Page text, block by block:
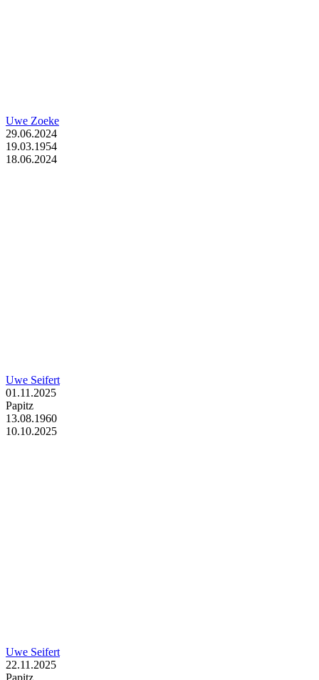
Uwe Zoeke
29.06.2024
19.03.1954
18.06.2024
Uwe Seifert
01.11.2025
Papitz
13.08.1960
10.10.2025
Uwe Seifert
22.11.2025